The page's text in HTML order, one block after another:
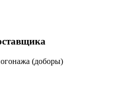
(доборы)